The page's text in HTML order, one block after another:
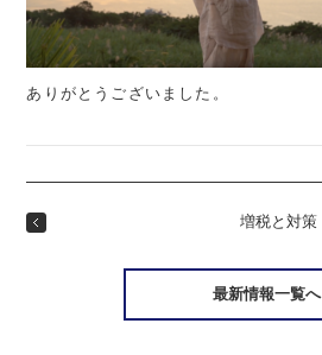
ありがとうございました。
増税と対策
最新情報一覧へ